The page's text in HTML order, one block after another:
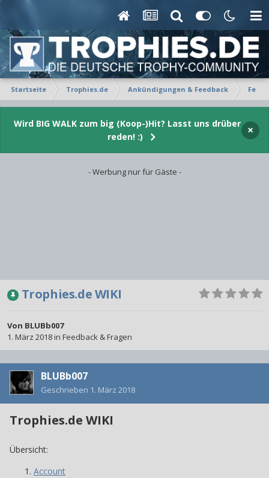
Startseite Trophies.de Ankündigungen & Feedback
Wird BIG WALK zum big (Koop-)Hit? Lasst uns drüber
reden! :)
×
- Werbung nur für Gäste -
Trophies.de WIKI
Von BLUBb007
1. März 2018in Feedback & Fragen
BLUBb007
Geschrieben 1. März 2018
Trophies.de WIKI
Übersicht:
Account